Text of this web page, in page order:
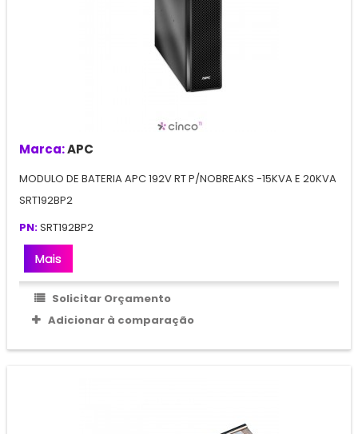
Marca:APC
MODULO DE BATERIA APC 192V RT P/NOBREAKS -15KVA E 20KVA
SRT192BP2
PN:SRT192BP2
Mais
Solicitar Orçamento
Adicionar à comparação